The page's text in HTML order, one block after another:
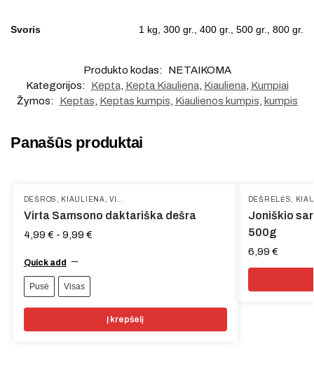
Svoris 1 kg, 300 gr., 400 gr., 500 gr., 800 gr.
Produkto kodas:
NETAIKOMA
Kategorijos:
Kepta, Kepta Kiauliena, Kiauliena, Kumpiai
Žymos:
Keptas Keptas kumpis Kiaulienos kumpis kumpis
Panašūs produktai
DEŠROS KIAULIENA ,VIRTA
Virta Samsono daktariška dešra
4,99 € - 9,99 €
Quick add
Pusė Visas
Į krepšelį
DEŠRELĖS
Joniškio
500g
6,99 €